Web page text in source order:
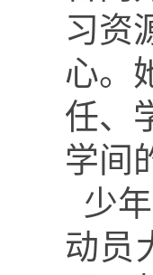
习资
心。
任、
学间
少
动员